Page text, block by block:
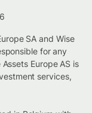
SA and Wise
for any
Europe AS is
services,